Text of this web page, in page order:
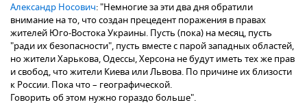
Александр Носович: "Немногие за эти два дня обратили
внимание на то, что создан прецедент поражения в правах
жителей Юго-Востока Украины. Пусть (пока) на месяц, пусть
"ради их безопасности", пусть вместе с парой западных областей,
но жители Харькова, Одессы, Херсона не будут иметь тех же прав
и свобод, что жители Киева или Львова. По причине их близости
к России. Пока что – географической.
Говорить об этом нужно гораздо больше".